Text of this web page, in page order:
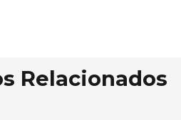
Relacionados